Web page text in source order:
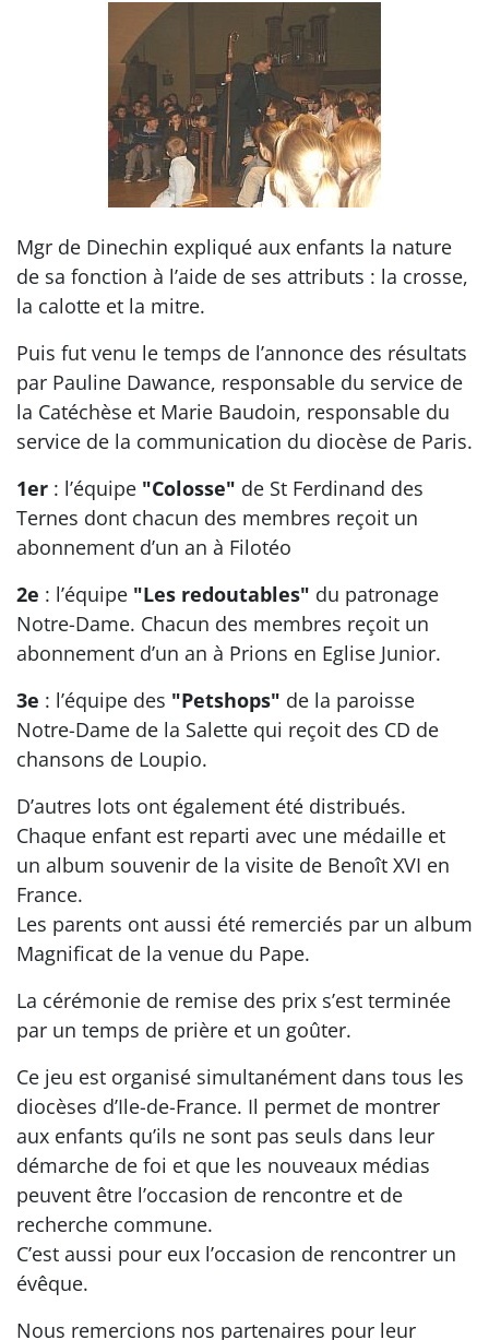
Mgr de Dinechin expliqué aux enfants la nature
de sa fonction à l’aide de ses attributs : la crosse,
la calotte et la mitre.
Puis fut venu le temps de l’annonce des résultats
par Pauline Dawance, responsable du service de
la Catéchèse et Marie Baudoin, responsable du
service de la communication du diocèse de Paris.
1er : l’équipe "Colosse" de St Ferdinand des
Ternes dont chacun des membres reçoit un
abonnement d’un an à Filotéo
2e : l’équipe "Les redoutables" du patronage
Notre-Dame. Chacun des membres reçoit un
abonnement d’un an à Prions en Eglise Junior.
3e : l’équipe des "Petshops" de la paroisse
Notre-Dame de la Salette qui reçoit des CD de
chansons de Loupio.
D’autres lots ont également été distribués.
Chaque enfant est reparti avec une médaille et
un album souvenir de la visite de Benoît XVI en
France.
Les parents ont aussi été remerciés par un album
Magnificat de la venue du Pape.
La cérémonie de remise des prix s’est terminée
par un temps de prière et un goûter.
Ce jeu est organisé simultanément dans tous les
diocèses d’Ile-de-France. Il permet de montrer
aux enfants qu’ils ne sont pas seuls dans leur
démarche de foi et que les nouveaux médias
peuvent être l’occasion de rencontre et de
recherche commune.
C’est aussi pour eux l’occasion de rencontrer un
évêque.
Nous remercions nos partenaires pour leur